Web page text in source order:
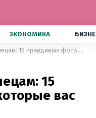
ЭКОНОМИКА
Как живется близнецам: 15 правдивых фото, которые вас удивят
15
вас